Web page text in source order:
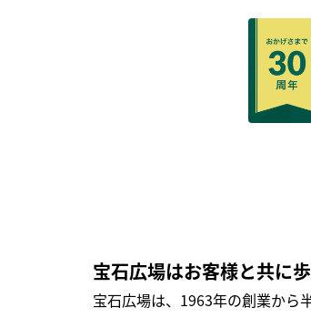
宝石広場はお客様と共に
宝石広場は、1963年の創業から